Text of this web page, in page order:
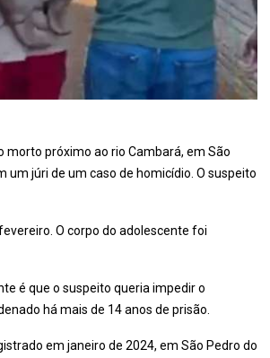
morto próximo ao rio Cambará, em São
um júri de um caso de homicídio. O suspeito
O corpo do adolescente foi
é que o suspeito queria impedir o
há mais de 14 anos de prisão.
em janeiro de 2024, em São Pedro do